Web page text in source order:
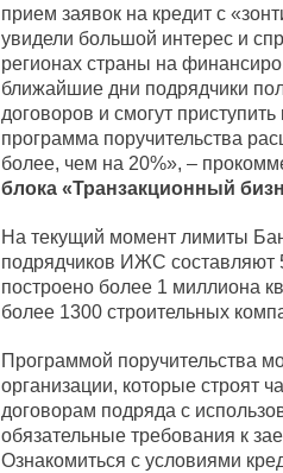
прием заявок на кредит с
увидели большой интерес и
регионах страны на
ближайшие дни подрядчики
договоров и смогут
программа поручительства
более, чем на 20%», –
блока «Транзакционный
На текущий момент лимиты
подрядчиков ИЖС составляют
построено более 1 миллиона
более 1300 строительных
Программой поручительства
организации, которые строят
договорам подряда с
обязательные требования к
Ознакомиться с условиями